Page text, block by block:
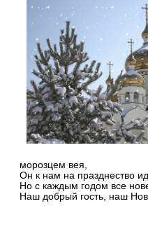
морозцем вея,
Он к нам на празднество
Но с каждым годом все
Наш добрый гость, наш